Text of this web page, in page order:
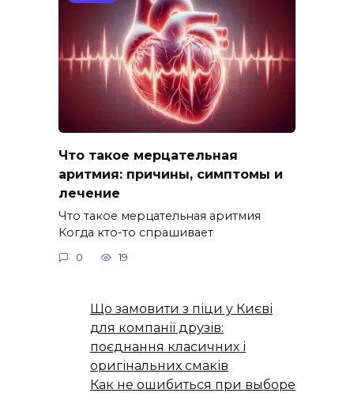
Что такое мерцательная
аритмия: причины, симптомы и
лечение
Что такое мерцательная аритмия
Когда кто-то спрашивает
0 19
Що замовити з піци у Києві
для компанії друзів:
поєднання класичних і
оригінальних смаків
Как не ошибиться при выборе